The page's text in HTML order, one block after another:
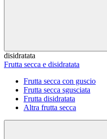
disidratata
Frutta secca e disidratata
Frutta secca con guscio
Frutta secca sgusciata
Frutta disidratata
Altra frutta secca